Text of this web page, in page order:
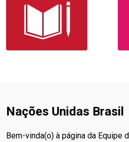
Nações Unidas Brasil
Bem-vinda(o) à página da Equipe